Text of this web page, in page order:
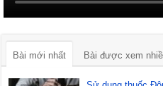
Bài mới nhất Bài được xem